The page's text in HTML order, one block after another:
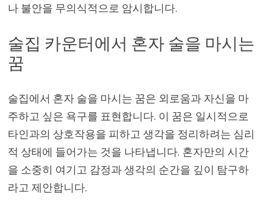
나 불안을 무의식적으로 암시합니다.
술집 카운터에서 혼자 술을 마시는
꿈
술집에서 혼자 술을 마시는 꿈은 외로움과 자신을 마
주하고 싶은 욕구를 표현합니다. 이 꿈은 일시적으로
타인과의 상호작용을 피하고 생각을 정리하려는 심리
적 상태에 들어가는 것을 나타냅니다. 혼자만의 시간
을 소중히 여기고 감정과 생각의 순간을 깊이 탐구하
라고 제안합니다.